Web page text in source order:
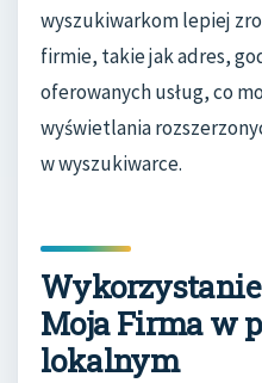
wyszukiwarkom lepiej
firmie, takie jak adres,
oferowanych usług, co
wyświetlania
w wyszukiwarce.
Moja Firma w
lokalnym